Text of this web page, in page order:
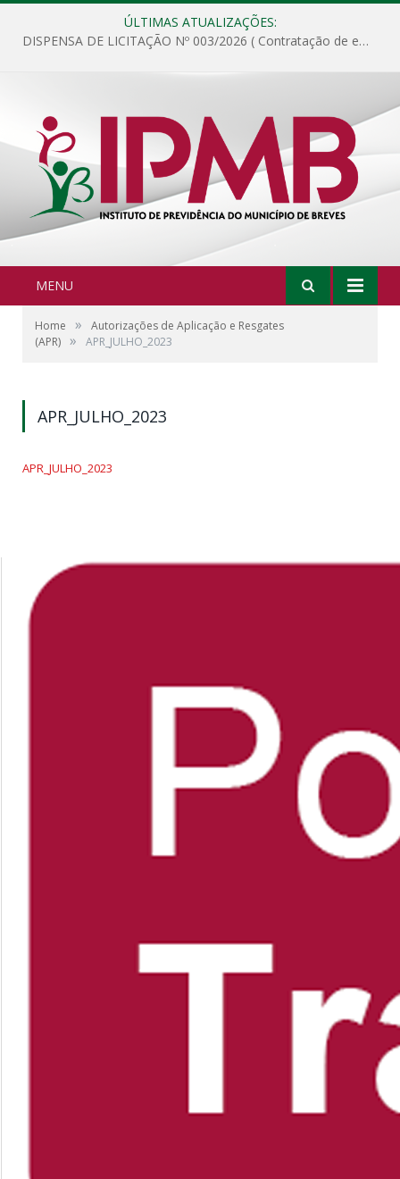
ÚLTIMAS ATUALIZAÇÕES:
DISPENSA DE LICITAÇÃO Nº 003/2026 ( Contratação de empresa para fornecimento de gêneros alimentícios não perecíveis, materiais de expediente, descartáveis, copa e cozinha, para análise e posterior publicação.)
MENU
Home »
Autorizações de Aplicação e Resgates
(APR) » APR_JULHO_2023
APR_JULHO_2023
APR_JULHO_2023